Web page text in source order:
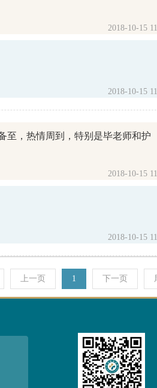
2018-10-15
2018-10-15
至，热情周到，特别是毕老师和护
2018-10-15
2018-10-15
上一页 1 下一页